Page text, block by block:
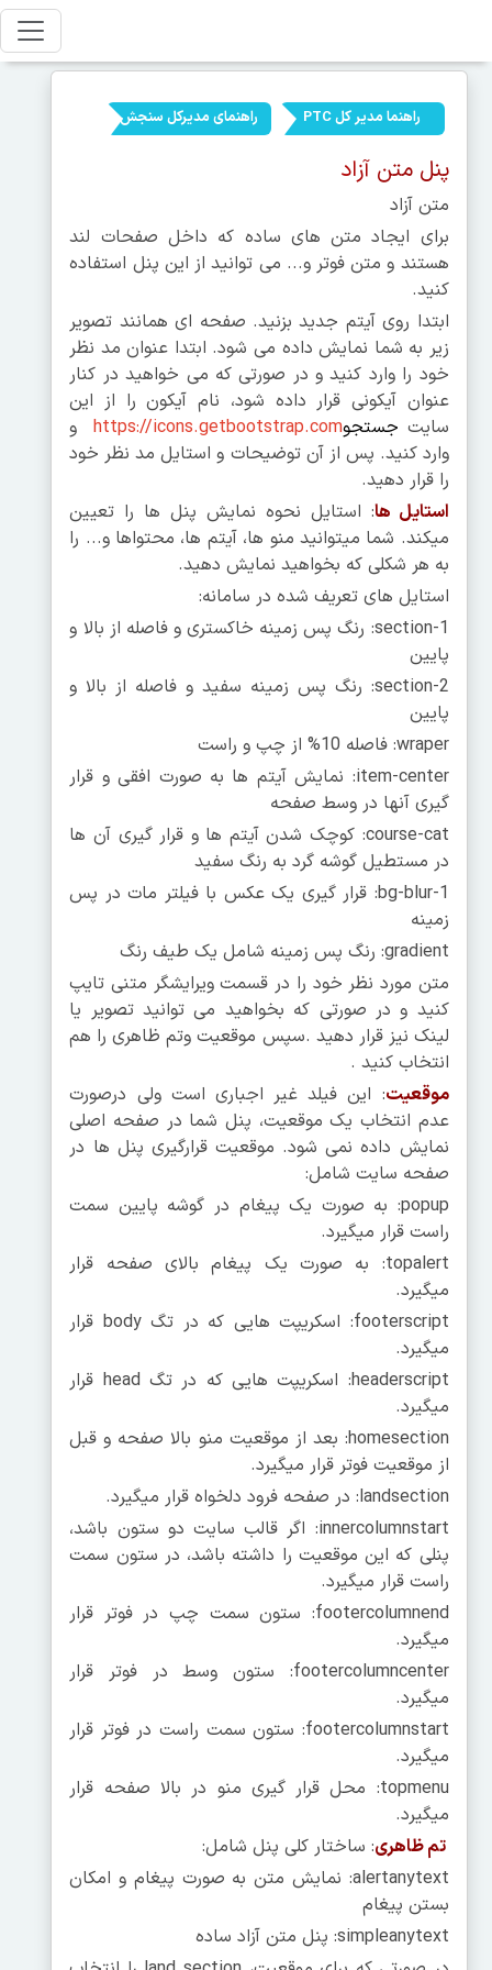
راهنما مدیر کل PTC راهنمای مدیرکل سنجش
پنل متن آزاد
متن آزاد
برای ایجاد متن های ساده که داخل صفحات لند
هستند و متن فوتر و... می توانید از این پنل استفاده
کنید.
ابتدا روی آیتم جدید بزنید. صفحه ای همانند تصویر
زیر به شما نمایش داده می شود. ابتدا عنوان مد نظر
خود را وارد کنید و در صورتی که می خواهید در کنار
عنوان آیکونی قرار داده شود، نام آیکون را از این
سایت جستجوhttps://icons.getbootstrap.comو
وارد کنید. پس از آن توضیحات و استایل مد نظر خود
را قرار دهید.
استایل ها: استایل نحوه نمایش پنل ها را تعیین
میکند. شما میتوانید منو ها، آیتم ها، محتواها و... را
به هر شکلی که بخواهید نمایش دهید.
استایل های تعریف شده در سامانه:
section-1: رنگ پس زمینه خاکستری و فاصله از بالا و
پایین
section-2: رنگ پس زمینه سفید و فاصله از بالا و
پایین
wraper: فاصله 10% از چپ و راست
item-center: نمایش آیتم ها به صورت افقی و قرار
گیری آنها در وسط صفحه
course-cat: کوچک شدن آیتم ها و قرار گیری آن ها
در مستطیل گوشه گرد به رنگ سفید
bg-blur-1: قرار گیری یک عکس با فیلتر مات در پس
زمینه
gradient: رنگ پس زمینه شامل یک طیف رنگ
متن مورد نظر خود را در قسمت ویرایشگر متنی تایپ
کنید و در صورتی که بخواهید می توانید تصویر یا
لینک نیز قرار دهید .سپس موقعیت وتم ظاهری را هم
انتخاب کنید .
موقعیت: این فیلد غیر اجباری است ولی درصورت
عدم انتخاب یک موقعیت، پنل شما در صفحه اصلی
نمایش داده نمی شود. موقعیت قرارگیری پنل ها در
صفحه سایت شامل:
popup: به صورت یک پیغام در گوشه پایین سمت
راست قرار میگیرد.
topalert: به صورت یک پیغام بالای صفحه قرار
میگیرد.
footerscript: اسکریپت هایی که در تگ body قرار
میگیرد.
headerscript: اسکریپت هایی که در تگ head قرار
میگیرد.
homesection: بعد از موقعیت منو بالا صفحه و قبل
از موقعیت فوتر قرار میگیرد.
landsection: در صفحه فرود دلخواه قرار میگیرد.
innercolumnstart: اگر قالب سایت دو ستون باشد،
پنلی که این موقعیت را داشته باشد، در ستون سمت
راست قرار میگیرد.
footercolumnend: ستون سمت چپ در فوتر قرار
میگیرد.
footercolumncenter: ستون وسط در فوتر قرار
میگیرد.
footercolumnstart: ستون سمت راست در فوتر قرار
میگیرد.
topmenu: محل قرار گیری منو در بالا صفحه قرار
میگیرد.
تم ظاهری: ساختار کلی پنل شامل:
alertanytext: نمایش متن به صورت پیغام و امکان
بستن پیغام
simpleanytext: پنل متن آزاد ساده